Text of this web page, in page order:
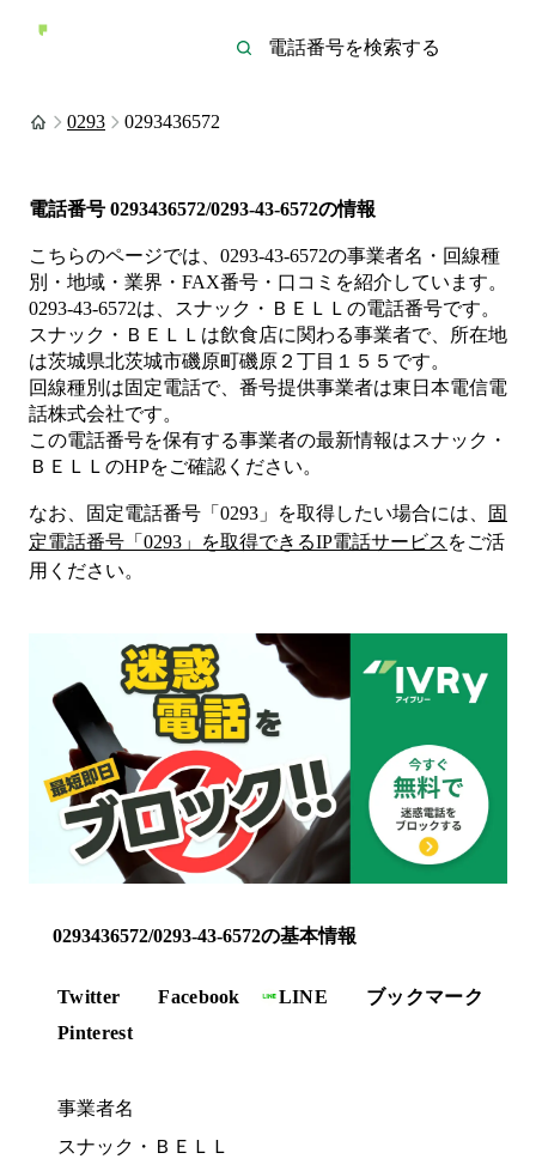
0293 0293436572
電話番号 0293436572/0293-43-6572の情報
こちらのページでは、 0293-43-6572の事業者名・回線種
別・地域・業界・FAX番号・口コミを紹介しています。
0293-43-6572は、 スナック・ＢＥＬＬ の電話番号です。
スナック・ＢＥＬＬは飲食店に関わる事業者で、所在地
は茨城県北茨城市磯原町磯原２丁目１５５ です。
回線種別は固定電話で、番号提供事業者は東日本電信電
話株式会社です。
この電話番号を保有する事業者の最新情報はスナック・
ＢＥＬＬ のHPをご確認ください。
なお、固定電話番号「 0293 」を取得したい場合には、
固
定電話番号「 0293 」を取得できるIP電話サービス をご活
用ください。
0293436572/0293-43-6572の基本情報
Twitter Facebook LINE
ブックマーク
Pinterest
事業者名
スナック・ＢＥＬＬ